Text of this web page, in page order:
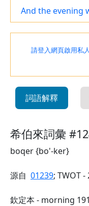
And the evening
請登入網頁啟用私
詞語解釋
希伯來詞彙
boqer {bo'-ker}
源自 01239; TWOT -
欽定本 - morning